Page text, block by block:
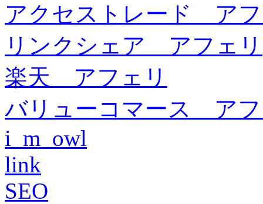
アクセストレード ア
リンクシェア アフェリ
楽天 アフェリ
バリューコマース ア
i_m_owl
link
SEO